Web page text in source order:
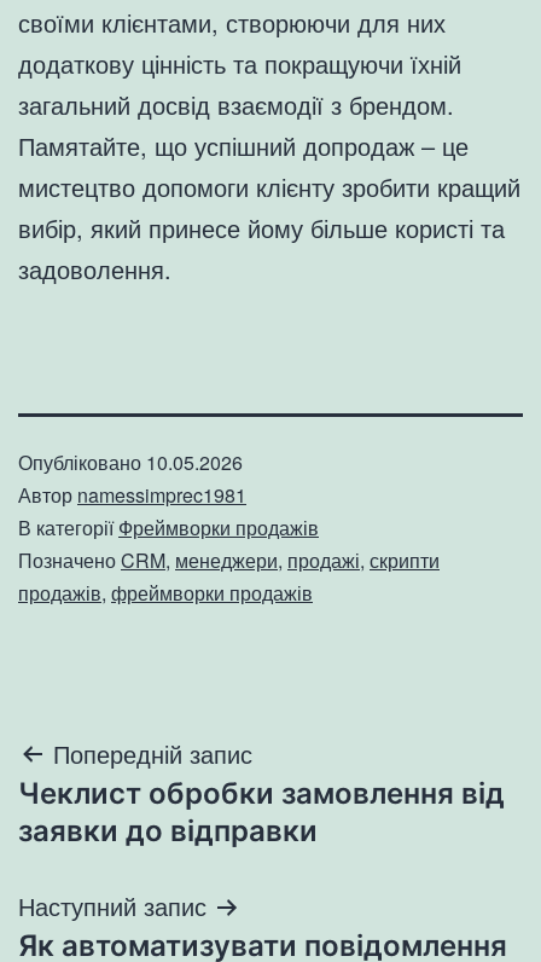
своїми клієнтами, створюючи для них
додаткову цінність та покращуючи їхній
загальний досвід взаємодії з брендом.
Памятайте, що успішний допродаж – це
мистецтво допомоги клієнту зробити кращий
вибір, який принесе йому більше користі та
задоволення.
Опубліковано 10.05.2026
Автор namessimprec1981
В категоріїФреймворки продажів
ПозначеноCRM, менеджери, продажі, скрипти
продажів, фреймворки продажів
Навігація
записів
Попередній запис
Чеклист обробки замовлення від
заявки до відправки
Наступний запис
Як автоматизувати повідомлення